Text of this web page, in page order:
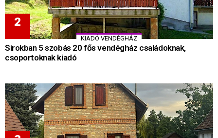
KIADÓ VENDÉGHÁZ
Sirokban 5 szobás 20 fős vendégház családoknak,
csoportoknak kiadó